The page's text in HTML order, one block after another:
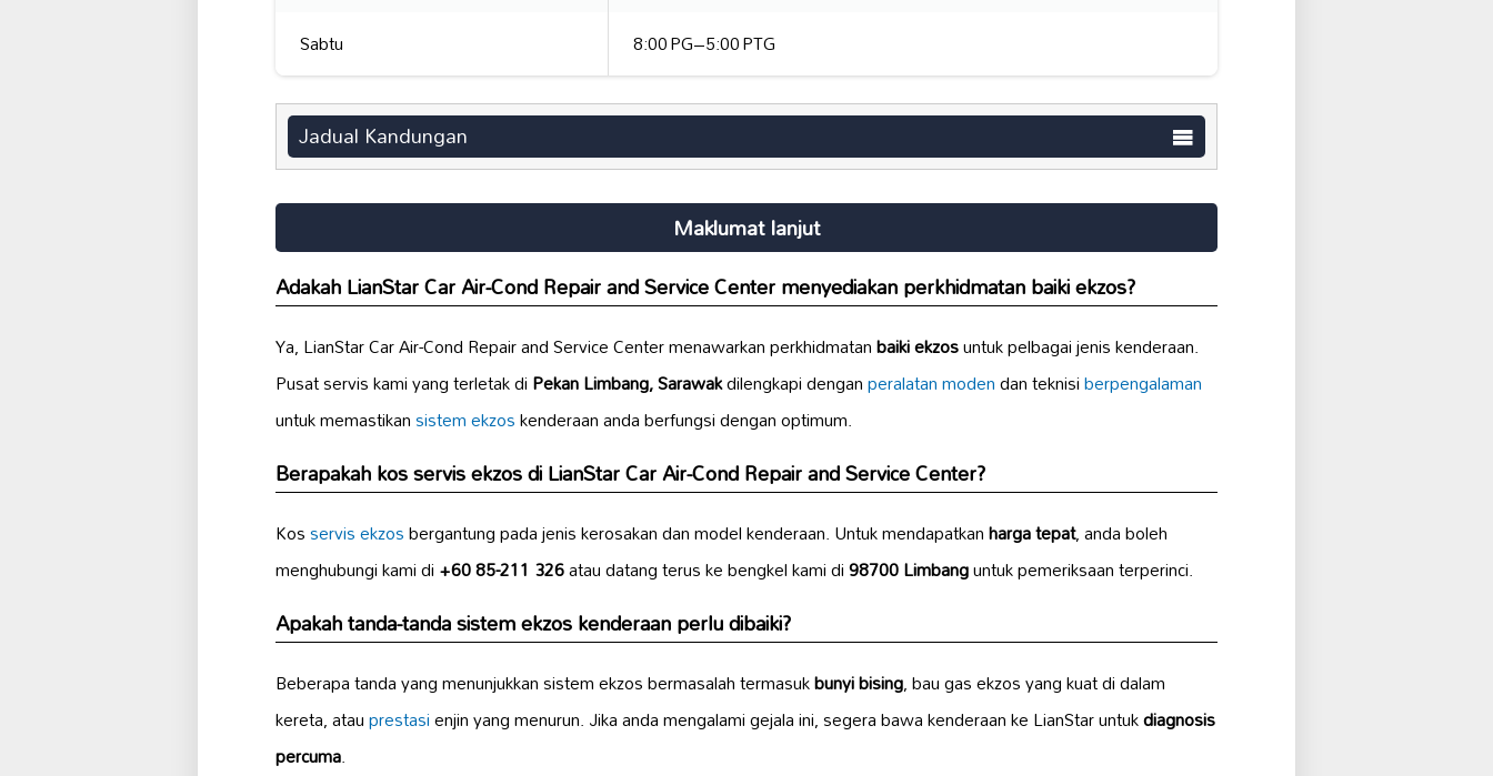
Sabtu
8:00 PG–5:00 PTG
Jadual Kandungan
Maklumat lanjut
Adakah LianStar Car Air-Cond Repair and Service Center menyediakan perkhidmatan baiki ekzos?
Ya, LianStar Car Air-Cond Repair and Service Center menawarkan perkhidmatanbaiki ekzosuntuk pelbagai jenis kenderaan.
Pusat servis kami yang terletak diPekan Limbang, Sarawakdilengkapi denganperalatan modendan teknisiberpengalaman
untuk memastikansistem ekzoskenderaan anda berfungsi dengan optimum.
Berapakah kos servis ekzos di LianStar Car Air-Cond Repair and Service Center?
Kosservis ekzosbergantung pada jenis kerosakan dan model kenderaan. Untuk mendapatkanharga tepat, anda boleh
menghubungi kami di+60 85-211 326atau datang terus ke bengkel kami di98700 Limbanguntuk pemeriksaan terperinci.
Apakah tanda-tanda sistem ekzos kenderaan perlu dibaiki?
Beberapa tanda yang menunjukkan sistem ekzos bermasalah termasukbunyi bising, bau gas ekzos yang kuat di dalam
kereta, atauprestasienjin yang menurun. Jika anda mengalami gejala ini, segera bawa kenderaan ke LianStar untukdiagnosis
percuma.